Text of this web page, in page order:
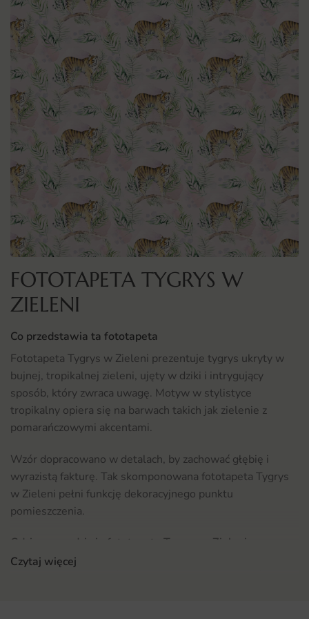
FOTOTAPETA TYGRYS W
ZIELENI
Co przedstawia ta fototapeta
Fototapeta Tygrys w Zieleni prezentuje tygrys ukryty w
bujnej, tropikalnej zieleni, ujęty w dziki i intrygujący
sposób, który zwraca uwagę. Motyw w stylistyce
tropikalny opiera się na barwach takich jak zielenie z
pomarańczowymi akcentami.
Wzór dopracowano w detalach, by zachować głębię i
wyrazistą fakturę. Tak skomponowana fototapeta Tygrys
w Zieleni pełni funkcję dekoracyjnego punktu
pomieszczenia.
Gdzie sprawdzi się fototapeta Tygrys w Zieleni
Ten wzór sprawdzi się w aranżacjach pokoju dziecięcego,
Czytaj więcej